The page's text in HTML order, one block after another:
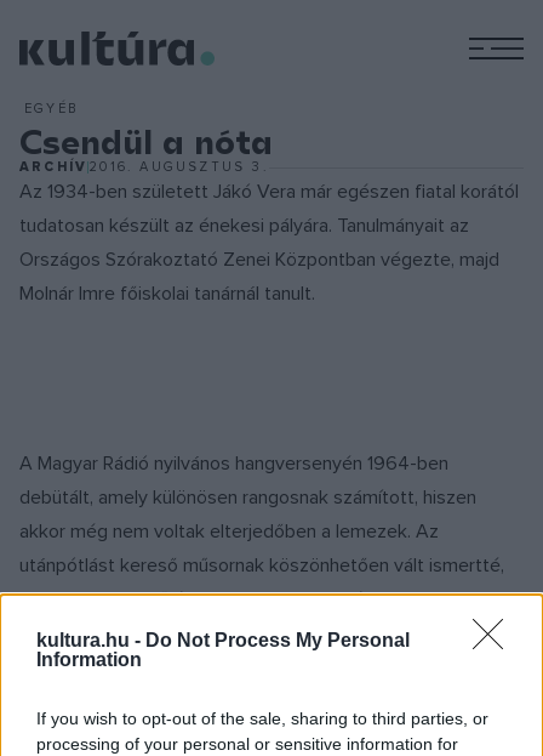
kultura.hu - Do Not Process My Personal
Information
If you wish to opt-out of the sale, sharing to third parties, or
processing of your personal or sensitive information for
EGYÉB
Csendül a nóta
ARCHÍV2016. AUGUSZTUS 3.
Az 1934-ben született Jákó Vera már egészen fiatal korától
tudatosan készült az énekesi pályára. Tanulmányait az
Országos Szórakoztató Zenei Központban végezte, majd
Molnár Imre főiskolai tanárnál tanult.
A Magyar Rádió nyilvános hangversenyén 1964-ben
debütált, amely különösen rangosnak számított, hiszen
akkor még nem voltak elterjedőben a lemezek. Az
utánpótlást kereső műsornak köszönhetően vált ismertté,
majd a következő években szinte az egész világot
beutazhatta. Európa valamennyi országába eljutott, de Dél-
Amerikában és Ausztráliában is érdeklődtek iránta.
megjelenés jellemezte, amelyek egyben védjegyévé váltak.